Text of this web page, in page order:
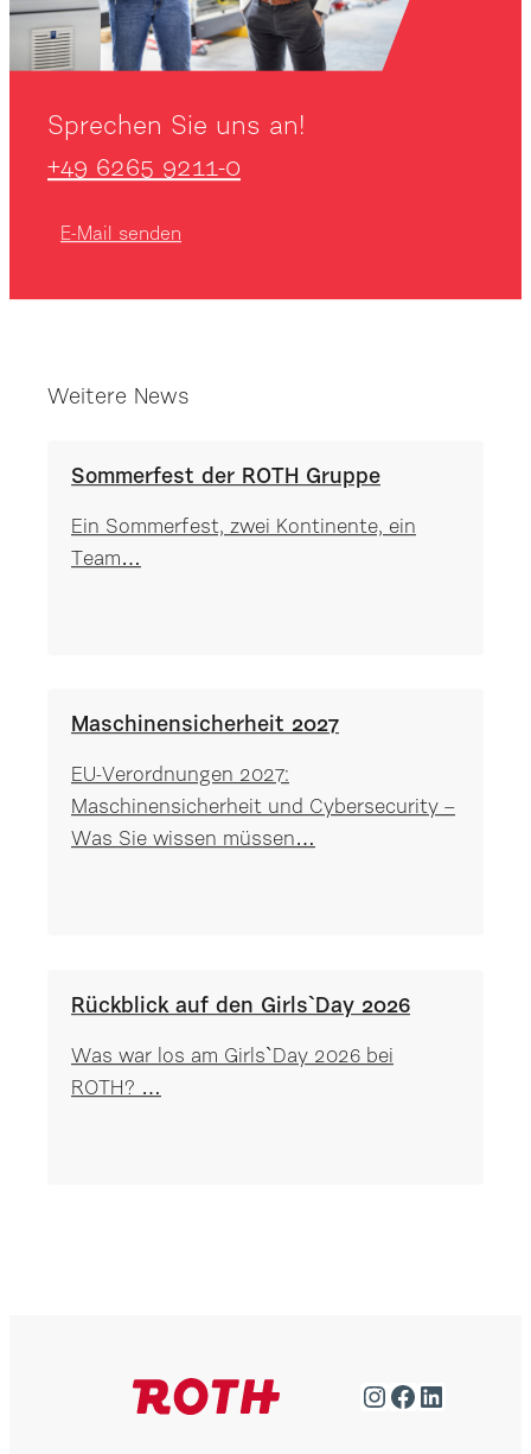
Sprechen Sie uns an!
+49 6265 9211-0
E-Mail senden
Weitere News
Sommerfest der ROTH Gruppe
Ein Sommerfest, zwei Kontinente, ein
Team…
Maschinensicherheit 2027
EU-Verordnungen 2027:
Maschinensicherheit und Cybersecurity –
Was Sie wissen müssen…
Rückblick auf den Girls`Day 2026
Was war los am Girls`Day 2026 bei
ROTH? …
Instagram
Facebook
LinkedIn